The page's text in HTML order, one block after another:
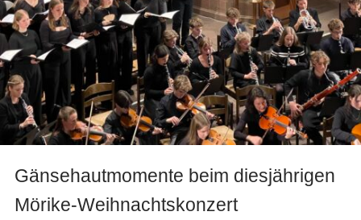
Gänsehautmomente beim diesjährigen
Mörike-Weihnachtskonzert